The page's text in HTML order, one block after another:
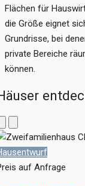
Flächen für
die Größe eignet
Grundrisse, bei
private Bereiche
können.
auf Anfrage